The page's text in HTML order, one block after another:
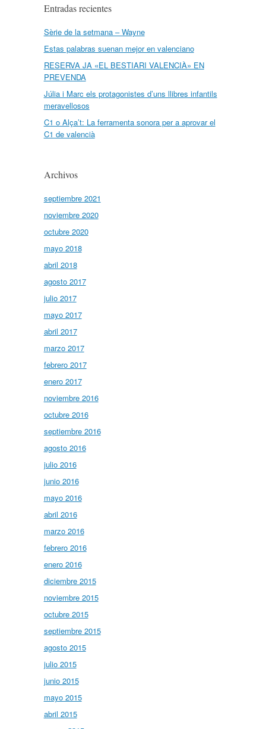
Entradas recientes
Sèrie de la setmana – Wayne
Estas palabras suenan mejor en valenciano
RESERVA JA «EL BESTIARI VALENCIÀ» EN
PREVENDA
Júlia i Marc els protagonistes d’uns llibres infantils
meravellosos
C1 o Alça’t: La ferramenta sonora per a aprovar el
C1 de valencià
Archivos
septiembre 2021
noviembre 2020
octubre 2020
mayo 2018
abril 2018
agosto 2017
julio 2017
mayo 2017
abril 2017
marzo 2017
febrero 2017
enero 2017
noviembre 2016
octubre 2016
septiembre 2016
agosto 2016
julio 2016
junio 2016
mayo 2016
abril 2016
marzo 2016
febrero 2016
enero 2016
diciembre 2015
noviembre 2015
octubre 2015
septiembre 2015
agosto 2015
julio 2015
junio 2015
mayo 2015
abril 2015